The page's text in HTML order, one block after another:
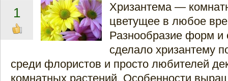
1
Хризантема —
цветущее в любое
Разнообразие форм и
сделало хризантему
среди флористов и просто любителей
комнатных растений. Особенности